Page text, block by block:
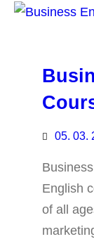
05. 03.
English
of all